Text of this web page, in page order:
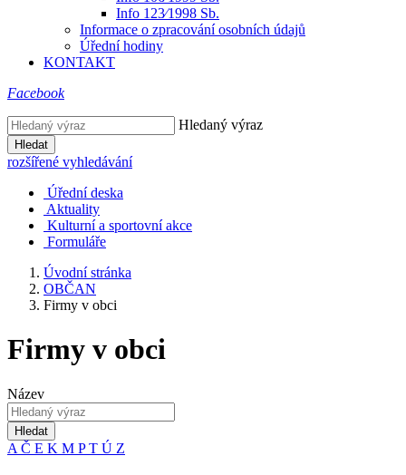
Info 123⁄1998 Sb.
Informace o zpracování osobních údajů
Úřední hodiny
KONTAKT
Facebook
Hledaný výraz
Hledat
rozšířené vyhledávání
Úřední deska
Aktuality
Kulturní a sportovní akce
Formuláře
Úvodní stránka
OBČAN
Firmy v obci
Firmy v obci
Název
Hledat
A Č E K M PT Ú Z